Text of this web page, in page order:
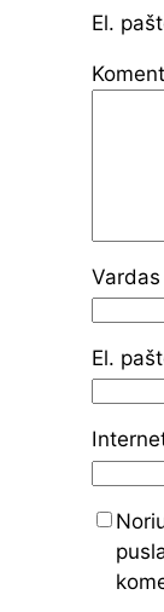
El.
Vardas
El.